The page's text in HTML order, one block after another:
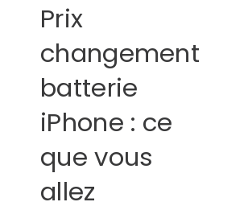
Prix
changement
batterie
iPhone : ce
que vous
allez